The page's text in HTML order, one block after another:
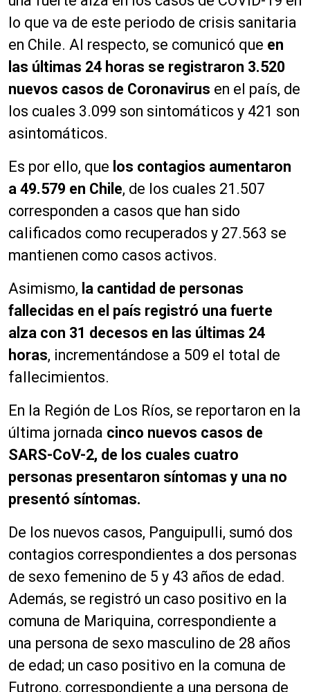
lo que va de este periodo de crisis sanitaria
en Chile. Al respecto, se comunicó que en
las últimas 24 horas se registraron 3.520
nuevos casos de Coronavirus en el país, de
los cuales 3.099 son sintomáticos y 421 son
asintomáticos.
Es por ello, que los contagios aumentaron
a 49.579 en Chile, de los cuales 21.507
corresponden a casos que han sido
calificados como recuperados y 27.563 se
mantienen como casos activos.
Asimismo, la cantidad de personas
fallecidas en el país registró una fuerte
alza con 31 decesos en las últimas 24
horas, incrementándose a 509 el total de
fallecimientos.
En la Región de Los Ríos, se reportaron en la
última jornada cinco nuevos casos de
SARS-CoV-2, de los cuales cuatro
personas presentaron síntomas y una no
presentó síntomas.
De los nuevos casos, Panguipulli, sumó dos
contagios correspondientes a dos personas
de sexo femenino de 5 y 43 años de edad.
Además, se registró un caso positivo en la
comuna de Mariquina, correspondiente a
una persona de sexo masculino de 28 años
de edad; un caso positivo en la comuna de
Futrono, correspondiente a una persona de